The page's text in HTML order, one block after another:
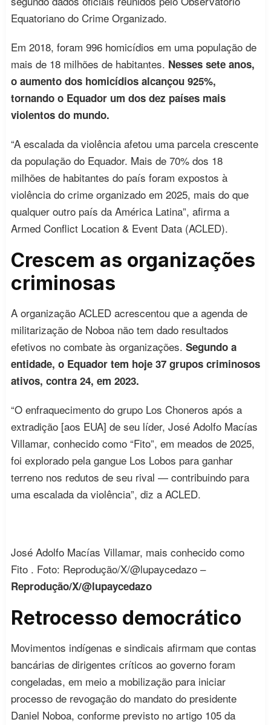
Equatoriano do Crime Organizado.
Em 2018, foram 996 homicídios em uma população de
mais de 18 milhões de habitantes. Nesses sete anos,
o aumento dos homicídios alcançou 925%,
tornando o Equador um dos dez países mais
violentos do mundo.
“A escalada da violência afetou uma parcela crescente
da população do Equador. Mais de 70% dos 18
milhões de habitantes do país foram expostos à
violência do crime organizado em 2025, mais do que
qualquer outro país da América Latina”, afirma a
Armed Conflict Location & Event Data (ACLED).
Crescem as organizações
criminosas
A organização ACLED acrescentou que a agenda de
militarização de Noboa não tem dado resultados
efetivos no combate às organizações. Segundo a
entidade, o Equador tem hoje 37 grupos criminosos
ativos, contra 24, em 2023.
“O enfraquecimento do grupo Los Choneros após a
extradição [aos EUA] de seu líder, José Adolfo Macías
Villamar, conhecido como “Fito”, em meados de 2025,
foi explorado pela gangue Los Lobos para ganhar
terreno nos redutos de seu rival — contribuindo para
uma escalada da violência”, diz a ACLED.
José Adolfo Macías Villamar, mais conhecido como
Fito . Foto: Reprodução/X/@lupaycedazo –
Reprodução/X/@lupaycedazo
Retrocesso democrático
Movimentos indígenas e sindicais afirmam que contas
bancárias de dirigentes críticos ao governo foram
congeladas, em meio a mobilização para iniciar
processo de revogação do mandato do presidente
Daniel Noboa, conforme previsto no artigo 105 da